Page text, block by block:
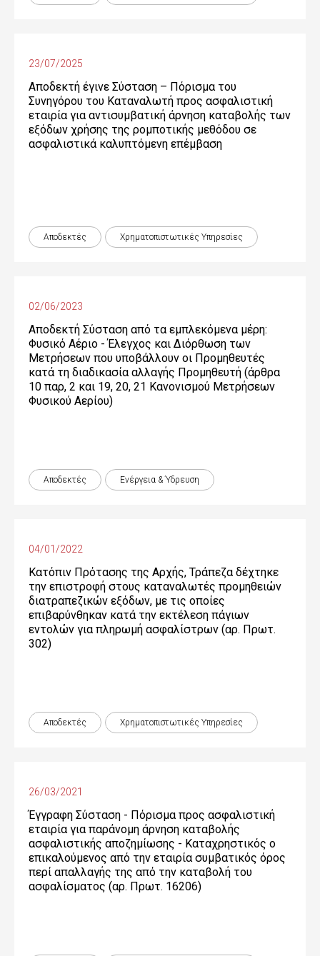
23/07/2025
Αποδεκτή έγινε Σύσταση – Πόρισμα του
Συνηγόρου του Καταναλωτή προς ασφαλιστική
εταιρία για αντισυμβατική άρνηση καταβολής των
εξόδων χρήσης της ρομποτικής μεθόδου σε
ασφαλιστικά καλυπτόμενη επέμβαση
Αποδεκτές Χρηματοπιστωτικές Yπηρεσίες
02/06/2023
Αποδεκτή Σύσταση από τα εμπλεκόμενα μέρη:
Φυσικό Αέριο - Έλεγχος και Διόρθωση των
Μετρήσεων που υποβάλλουν οι Προμηθευτές
κατά τη διαδικασία αλλαγής Προμηθευτή (άρθρα
10 παρ, 2 και 19, 20, 21 Κανονισμού Μετρήσεων
Φυσικού Αερίου)
Αποδεκτές Ενέργεια & Ύδρευση
04/01/2022
Κατόπιν Πρότασης της Αρχής, Τράπεζα δέχτηκε
την επιστροφή στους καταναλωτές προμηθειών
διατραπεζικών εξόδων, με τις οποίες
επιβαρύνθηκαν κατά την εκτέλεση πάγιων
εντολών για πληρωμή ασφαλίστρων (αρ. Πρωτ.
302)
Αποδεκτές Χρηματοπιστωτικές Yπηρεσίες
26/03/2021
Έγγραφη Σύσταση - Πόρισμα προς ασφαλιστική
εταιρία για παράνομη άρνηση καταβολής
ασφαλιστικής αποζημίωσης - Καταχρηστικός ο
επικαλούμενος από την εταιρία συμβατικός όρος
περί απαλλαγής της από την καταβολή του
ασφαλίσματος (αρ. Πρωτ. 16206)